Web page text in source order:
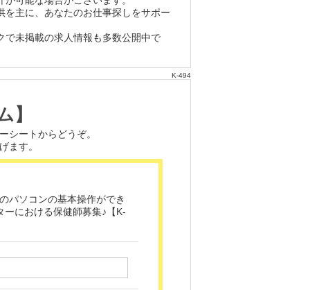
主に、あなたのお仕事探しをサポー
で未掲載の求人情報も多数公開中で
K-494
】
シートからどうぞ。
ます。
パソコンの基本操作ができ
における保健師募集♪【K-